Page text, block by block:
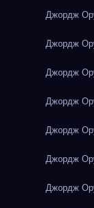
Джордж
Джордж
Джордж
Джордж
Джордж
Джордж
Джордж